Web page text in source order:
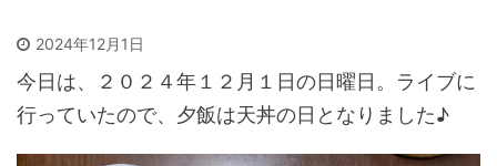
2024年12月1日
今日は、２０２４年１２月１日の日曜日。ライブに
行っていたので、夕飯は天丼の日となりました♪